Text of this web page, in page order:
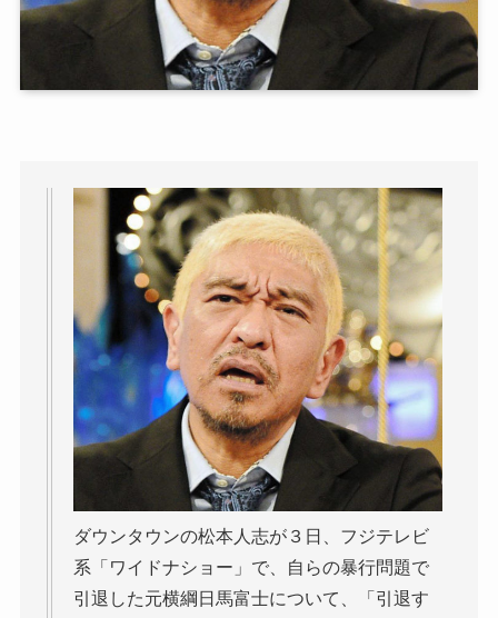
ダウンタウンの松本人志が３日、フジテレビ
系「ワイドナショー」で、自らの暴行問題で
引退した元横綱日馬富士について、「引退す